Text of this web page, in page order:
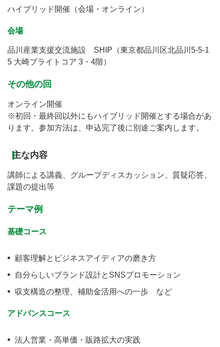
ハイブリッド開催（会場・オンライン）
会場
品川産業支援交流施設 SHIP（東京都品川区北品川5-5-1
5 大崎ブライトコア 3・4階）
その他の回
オンライン開催
※初回・最終回以外にもハイブリッド開催とする場合があ
ります。参加方法は、申込完了後に別途ご案内します。
主な内容
講師による講義、グループディスカッション、質疑応答、
課題の提出等
テーマ例
基礎コース
顧客理解とビジネスアイディアの磨き方
自分らしいブランド設計とSNSプロモーション
収支構造の整理、補助金活用への一歩 など
アドバンスコース
法人営業・高単価・販路拡大の実践